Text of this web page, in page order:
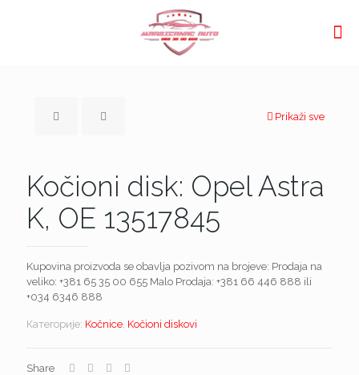
Prikaži sve
Kočioni disk: Opel Astra
K, OE 13517845
Kupovina proizvoda se obavlja pozivom na brojeve: Prodaja na
veliko: +381 65 35 00 655 Malo Prodaja: +381 66 446 888 ili
+034 6346 888
Категорије: Kočnice, Kočioni diskovi
Share